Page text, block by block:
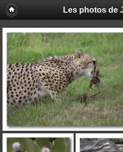
Les photos de